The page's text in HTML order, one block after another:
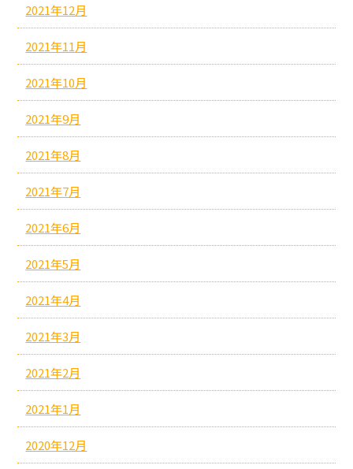
2021年12月
2021年11月
2021年10月
2021年9月
2021年8月
2021年7月
2021年6月
2021年5月
2021年4月
2021年3月
2021年2月
2021年1月
2020年12月